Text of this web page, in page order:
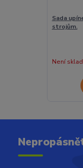
Sada
strojům.
Není